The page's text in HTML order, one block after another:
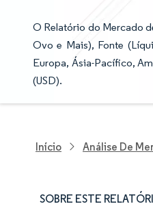
O Relatório do Mercado
Ovo e Mais), Fonte
Europa, Ásia-Pacífico,
(USD).
Início Análise De
SOBRE ESTE